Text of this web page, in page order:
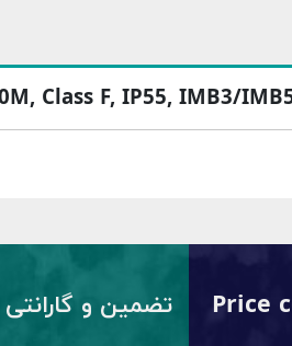
Class F, IP55, IMB3/